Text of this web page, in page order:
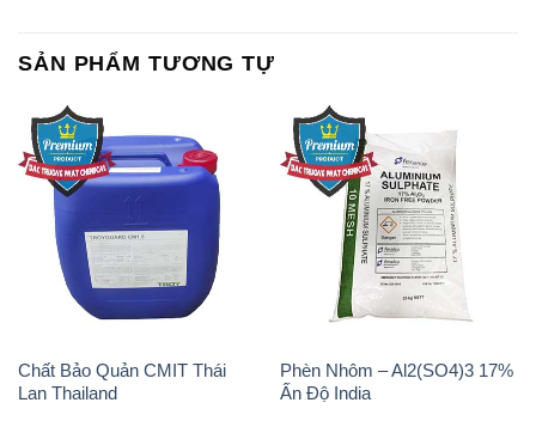
Chất Bảo Quản CMIT Thái
Lan Thailand
Phèn Nhôm – Al2(SO4)3 17%
Ấn Độ India